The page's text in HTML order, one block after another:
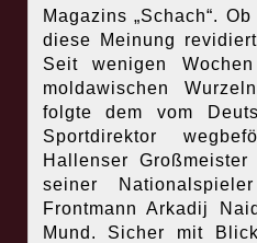
Magazins „Schach“.
diese Meinung
Seit wenigen
moldawischen
folgte dem vom
Sportdirektor
Hallenser
seiner
Frontmann Arkadij
Mund. Sicher mit